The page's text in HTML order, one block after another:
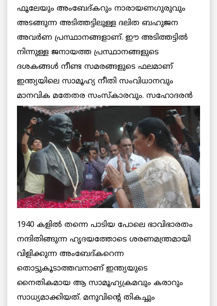
ഫൂലേയും അംബേദ്കറും നാരായണഗുരുവും
അടങ്ങുന്ന അടിത്തട്ടിലുള്ള ദലിത ബഹുജന
അവര്‍ണ പ്രസ്ഥാനങ്ങളാണ്. ഈ അടിത്തട്ടില്‍
നിന്നുള്ള ജനായത്ത പ്രസ്ഥാനങ്ങളുടെ
ദശകങ്ങള്‍ നീണ്ട സമരങ്ങളുടെ ഫലമാണ്
ഇന്ത്യയിലെ സാമൂഹ്യ നീതി സംവിധാനവും
മാനവിക മതേതര സംസ്‌കാരവും. സഹോദരന്‍
1940 കളില്‍ തന്നെ പാടിയ പോലെ ഭാവിഭാരതം
നന്ദിതിങ്ങുന്ന ഹൃദയത്തോടെ ശരണമന്ത്രമായി
വിളിക്കുന്ന അംബേദ്കറെന്ന
തൊട്ടുകൂടാത്തവനാണ് ഇന്ത്യയുടെ
നൈതികമായ ആ സാമൂഹ്യക്രമവും കരാറും
സാധ്യമാക്കിയത്. മനുവിന്റെ തികച്ചും